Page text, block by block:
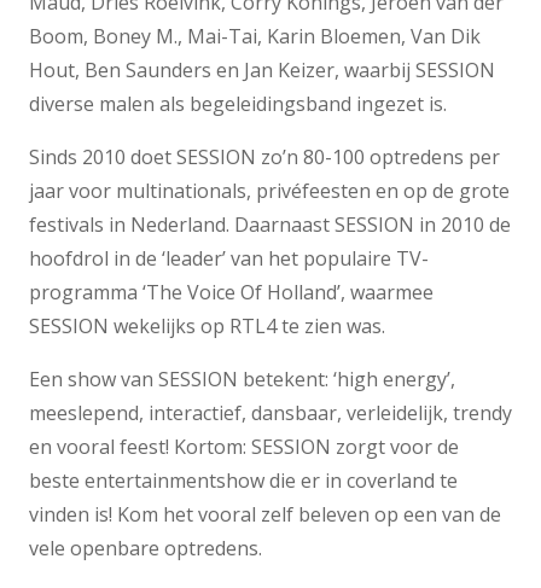
Boom, Boney M., Mai-Tai, Karin Bloemen, Van Dik
Hout, Ben Saunders en Jan Keizer, waarbij SESSION
diverse malen als begeleidingsband ingezet is.
Sinds 2010 doet SESSION zo’n 80-100 optredens per
jaar voor multinationals, privéfeesten en op de grote
festivals in Nederland. Daarnaast SESSION in 2010 de
hoofdrol in de ‘leader’ van het populaire TV-
programma ‘The Voice Of Holland’, waarmee
SESSION wekelijks op RTL4 te zien was.
Een show van SESSION betekent: ‘high energy’,
meeslepend, interactief, dansbaar, verleidelijk, trendy
en vooral feest! Kortom: SESSION zorgt voor de
beste entertainmentshow die er in coverland te
vinden is! Kom het vooral zelf beleven op een van de
vele openbare optredens.